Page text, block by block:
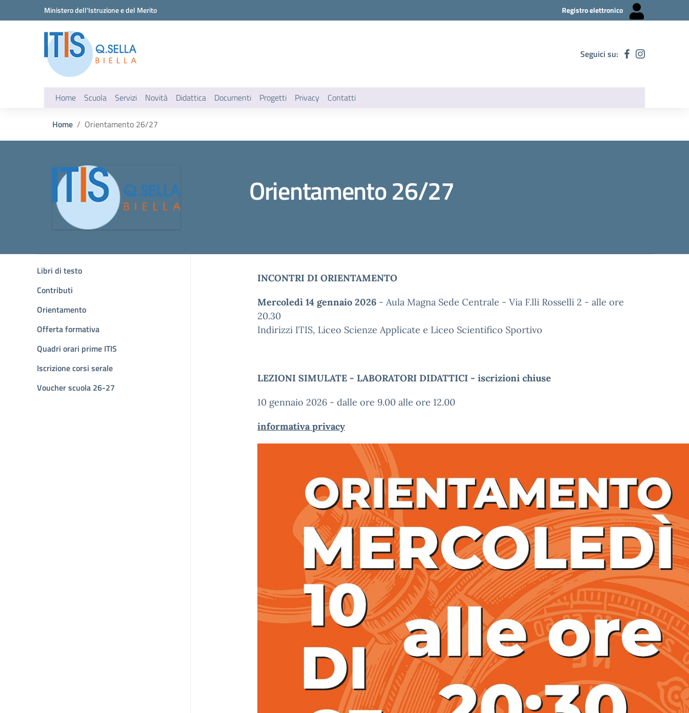
Vai ai contenuti
Vai al menu di navigazioneMinistero dell'Istruzione e del Merito Registro elettronico
Seguici su:
Home Scuola Servizi Novità Didattica Documenti Progetti Privacy Contatti
Home Orientamento 26/27
Orientamento 26/27
Libri di testo
Contributi
Orientamento
Offerta formativa
Quadri orari prime ITIS
Iscrizione corsi serale
Voucher scuola 26-27
INCONTRI DI ORIENTAMENTO
Mercoledì 14 gennaio 2026 - Aula Magna Sede Centrale - Via F.lli Rosselli 2 - alle ore
20.30
Indirizzi ITIS, Liceo Scienze Applicate e Liceo Scientifico Sportivo
LEZIONI SIMULATE - LABORATORI DIDATTICI - iscrizioni chiuse
10 gennaio 2026 - dalle ore 9.00 alle ore 12.00
informativa privacy